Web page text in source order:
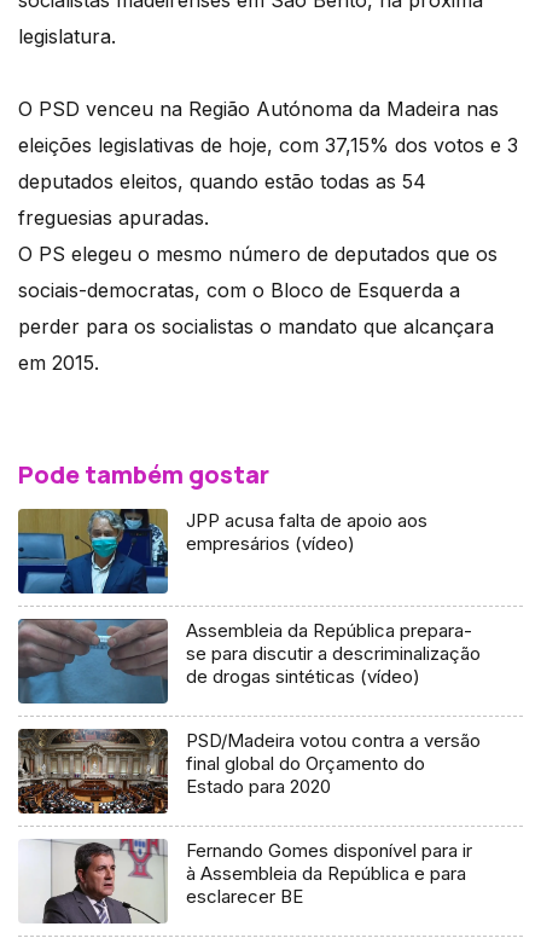
legislatura.
O PSD venceu na Região Autónoma da Madeira nas
eleições legislativas de hoje, com 37,15% dos votos e 3
deputados eleitos, quando estão todas as 54
freguesias apuradas.
O PS elegeu o mesmo número de deputados que os
sociais-democratas, com o Bloco de Esquerda a
perder para os socialistas o mandato que alcançara
em 2015.
Pode também gostar
JPP acusa falta de apoio aos
empresários (vídeo)
Assembleia da República prepara-
se para discutir a descriminalização
de drogas sintéticas (vídeo)
PSD/Madeira votou contra a versão
final global do Orçamento do
Estado para 2020
Fernando Gomes disponível para ir
à Assembleia da República e para
esclarecer BE